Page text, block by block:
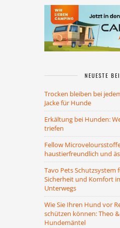
NEUESTE
Trocken bleiben bei
Jacke für Hunde
Erkältung bei Hunden:
triefen
Fellow
haustierfreundlich und
Tavo Pets Schutzsystem
Sicherheit und Komfort
Unterwegs
Wie Sie Ihren Hund vor
schützen können: Theo
Hundemäntel